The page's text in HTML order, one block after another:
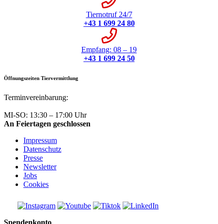
Tiernotruf 24/7
+43 1 699 24 80
Empfang: 08 – 19
+43 1 699 24 50
Öffnungszeiten Tiervermittlung
Terminvereinbarung:
MI-SO: 13:30 – 17:00 Uhr
An Feiertagen geschlossen
Impressum
Datenschutz
Presse
Newsletter
Jobs
Cookies
Spendenkonto